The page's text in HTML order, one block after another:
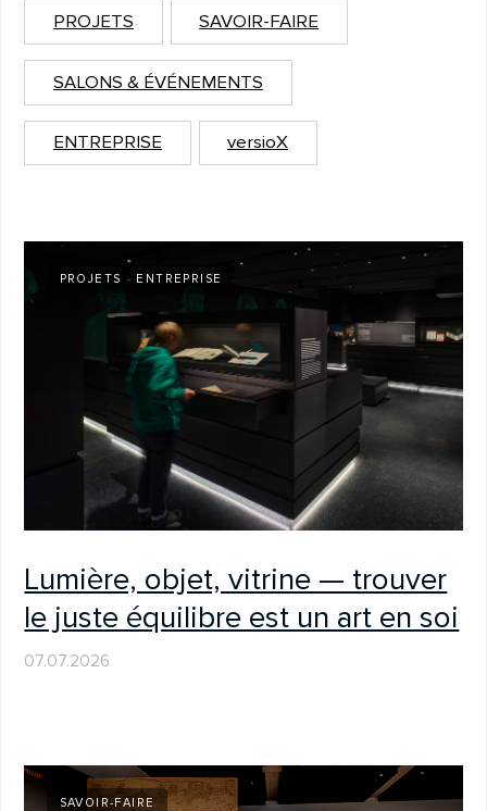
Lumière, objet, vitrine — trouver
le juste équilibre est un art en soi
07.07.2026
Choisir la bonne vitrine : ce qui
compte vraiment
SALONS & ÉVÉNEMENTS